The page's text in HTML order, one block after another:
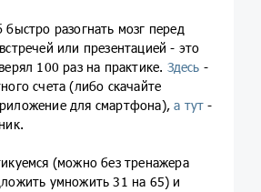
разогнать мозг перед
или презентацией - это
100 раз на практике. Здесь -
счета (либо скачайте
для смартфона),а тут -
(можно без тренажера
умножить 31 на 65) и